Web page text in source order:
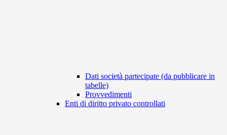
Dati società partecipate (da pubblicare in
tabelle)
Provvedimenti
Enti di diritto privato controllati